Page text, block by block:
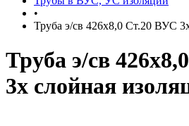
•
Труба э/св 426х8,0 Ст.20 ВУС
Труба э/св
3х слойная